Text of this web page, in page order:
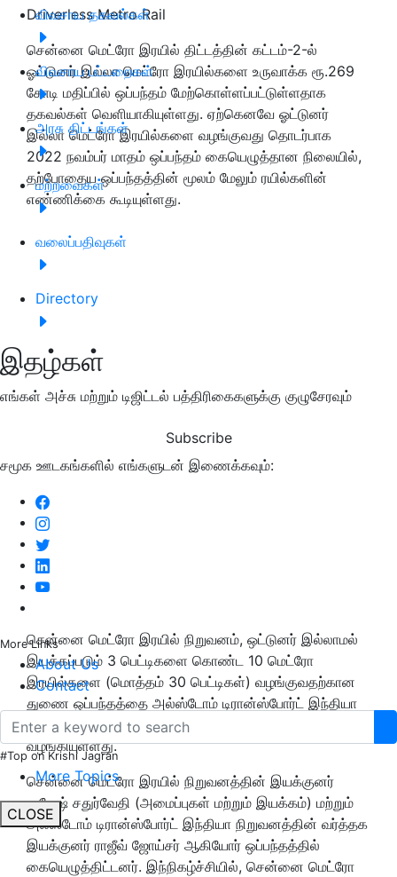
விவசாய தகவல்கள்
விவசாய பட்டறைகள்
அரசு திட்டங்கள்
மற்றவைகள்
வலைப்பதிவுகள்
Directory
இதழ்கள்
எங்கள் அச்சு மற்றும் டிஜிட்டல் பத்திரிகைகளுக்கு குழுசேரவும்
Subscribe
சமூக ஊடகங்களில் எங்களுடன் இணைக்கவும்:
More Links
About Us
Contact
#Top on Krishi Jagran
More Topics
CLOSE
Driverless Metro Rail
சென்னை மெட்ரோ இரயில் திட்டத்தின் கட்டம்-2-ல்
ஓட்டுனர் இல்லா மெட்ரோ இரயில்களை உருவாக்க ரூ.269
கோடி மதிப்பில் ஒப்பந்தம் மேற்கொள்ளப்பட்டுள்ளதாக
தகவல்கள் வெளியாகியுள்ளது. ஏற்கெனவே ஓட்டுனர்
இல்லா மெட்ரோ இரயில்களை வழங்குவது தொடர்பாக
2022 நவம்பர் மாதம் ஒப்பந்தம் கையெழுத்தான நிலையில்,
தற்போதைய ஒப்பந்தத்தின் மூலம் மேலும் ரயில்களின்
எண்ணிக்கை கூடியுள்ளது.
சென்னை மெட்ரோ இரயில் நிறுவனம், ஒட்டுனர் இல்லாமல்
இயக்கப்படும் 3 பெட்டிகளை கொண்ட 10 மெட்ரோ
இரயில்களை (மொத்தம் 30 பெட்டிகள்) வழங்குவதற்கான
துணை ஒப்பந்தத்தை அல்ஸ்டோம் டிரான்ஸ்போர்ட் இந்தியா
நிறுவனத்திற்கு ரூ.269 கோடி மதிப்பில் (வரிகள் உட்பட)
வழங்கியுள்ளது.
சென்னை மெட்ரோ இரயில் நிறுவனத்தின் இயக்குனர்
ராஜேஷ் சதுர்வேதி (அமைப்புகள் மற்றும் இயக்கம்) மற்றும்
அல்ஸ்டோம் டிரான்ஸ்போர்ட் இந்தியா நிறுவனத்தின் வர்த்தக
இயக்குனர் ராஜீவ் ஜோய்சர் ஆகியோர் ஒப்பந்தத்தில்
கையெழுத்திட்டனர். இந்நிகழ்ச்சியில், சென்னை மெட்ரோ